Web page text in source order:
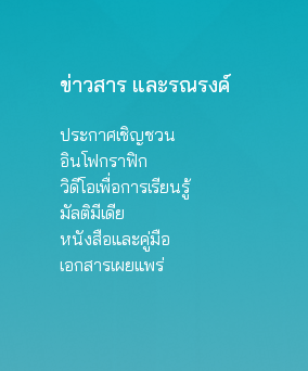
ข่าวสาร และรณรงค์
ประกาศเชิญชวน
อินโฟกราฟิก
วิดีโอเพื่อการเรียนรู้
มัลติมีเดีย
หนังสือและคู่มือ
เอกสารเผยแพร่